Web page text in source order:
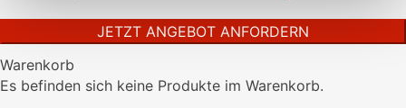
leer.
Warenkorb
Es befinden sich keine Produkte im Warenkorb.